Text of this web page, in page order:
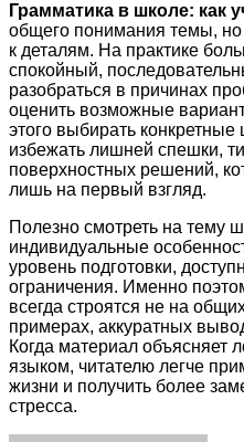
Грамматика в школе: как
общего понимания темы,
к деталям. На практике
спокойный,
разобраться в причинах
оценить возможные
этого выбирать
избежать лишней спешки,
поверхностных решений,
лишь на первый взгляд.
Полезно смотреть на тему
индивидуальные
уровень подготовки,
ограничения. Именно
всегда строятся не на
примерах, аккуратных
Когда материал объясняет
языком, читателю легче
жизни и получить более
стресса.